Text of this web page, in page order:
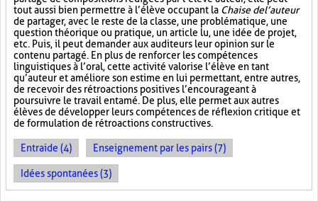
tout aussi bien permettre à l’élève occupant la Chaise de l’auteur
de partager, avec le reste de la classe, une problématique, une
question théorique ou pratique, un article lu, une idée de projet,
etc. Puis, il peut demander aux auditeurs leur opinion sur le
contenu partagé. En plus de renforcer les compétences
linguistiques à l’oral, cette activité valorise l’élève en tant
qu’auteur et améliore son estime en lui permettant, entre autres,
de recevoir des rétroactions positives l’encourageant à
poursuivre le travail entamé. De plus, elle permet aux autres
élèves de développer leurs compétences de réflexion critique et
de formulation de rétroactions constructives.
Entraide (4) Enseignement par les pairs (7)
Idées spontanées (3)